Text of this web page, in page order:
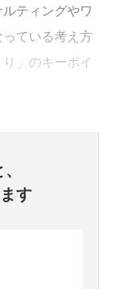
ティングやワ
ている考え方
」のキーポイ
す